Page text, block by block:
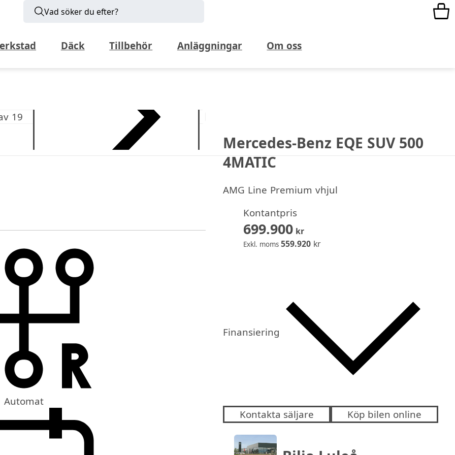
Vad söker du efter?
Däck Tillbehör Anläggningar Om oss
Mercedes-Benz EQE SUV 500
4MATIC
AMG Line Premium vhjul
Kontantpris
699.900kr
Exkl. moms 559.920kr
Finansiering
Kontakta säljare Köp bilen online
Automat